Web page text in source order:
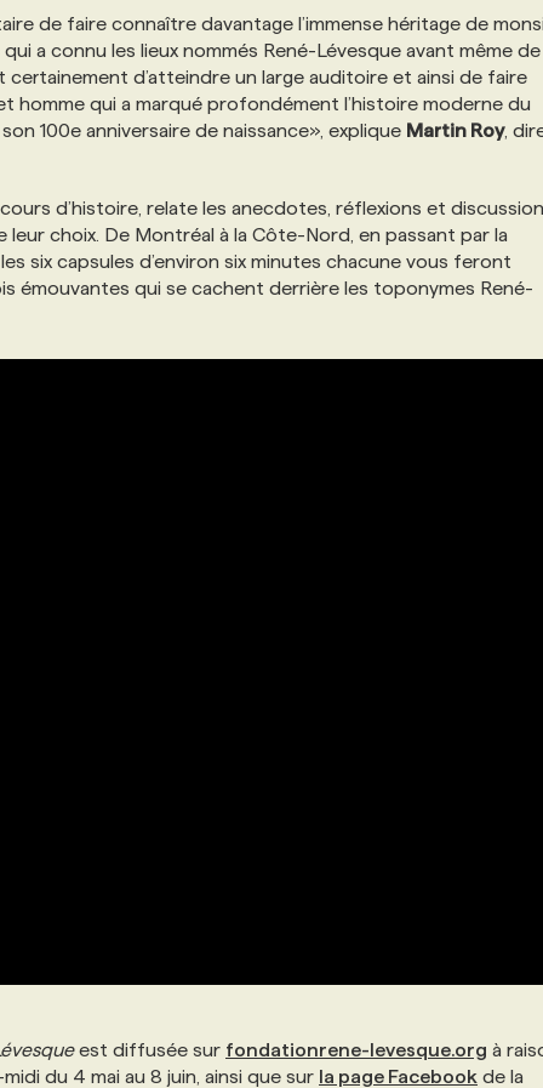
de faire connaître davantage l’immense héritage de
a connu les lieux nommés René-Lévesque avant même
d’atteindre un large auditoire et ainsi de faire
homme qui a marqué profondément l’histoire moderne du
100e anniversaire de naissance», explique Martin Roy,
d’histoire, relate les anecdotes, réflexions et
choix. De Montréal à la Côte-Nord, en passant par la
six capsules d’environ six minutes chacune vous feront
émouvantes qui se cachent derrière les toponymes René-
est diffusée sur fondationrene-levesque.org à
du 4 mai au 8 juin, ainsi que sur la page Facebook de la